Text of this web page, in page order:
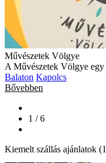
Művészetek Völgye
A Művészetek Völgye egy
Balaton Kapolcs
Bővebben
1 / 6
Kiemelt szállás ajánlatok